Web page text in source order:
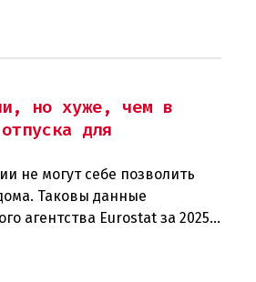
как безрабо
но хуже, чем в
для
не могут себе позволить
Таковы данные
агентства Eurostat за 2025
выглядит лучше ср